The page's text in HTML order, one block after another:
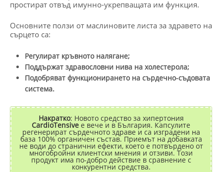
простират отвъд имунно-укрепващата им функция.
Основните ползи от маслиновите листа за здравето на
сърцето са:
Регулират кръвното налягане;
Поддържат здравословни нива на холестерола;
Подобряват функционирането на сърдечно-съдовата
система.
Накратко: Новото средство за хипертония
CardioTensive е вече и в България. Капсулите
регенерират сърдечното здраве и са изградени на
база 100% органичен състав. Приемът на добавката
не води до странични ефекти, което е потвърдено от
многобройни клиентски мнения и отзиви. Този
продукт има по-добро действие в сравнение с
конкурентни средства.